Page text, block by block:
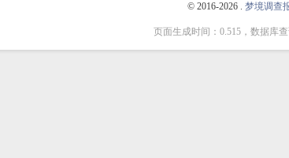
© 2016-2026 . 梦境调查
页面生成时间：0.515，数据库